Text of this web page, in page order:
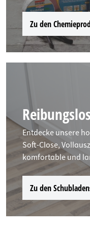
Zu den
Entdecke unsere
Soft-Close,
komfortable und
Zu den